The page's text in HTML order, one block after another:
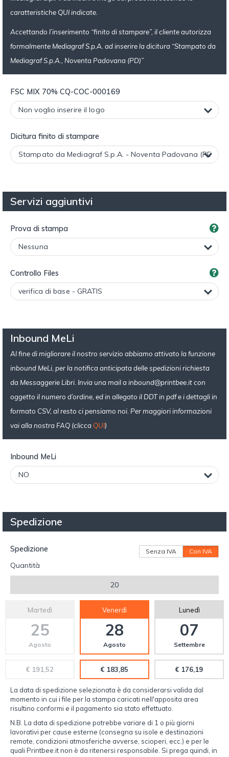
caratteristiche QUI indicate.
Accettando l’inserimento “finito di stampare”, il cliente autorizza
formalmente Mediagraf S.p.A. ad inserire la dicitura “Stampato da
Mediagraf S.p.A., Noventa Padovana (PD)”
FSC MIX 70% CQ-COC-000169
Dicitura finito di stampare
Servizi aggiuntivi
Prova di stampa
Controllo Files
Inbound MeLi
Al fine di migliorare il nostro servizio abbiamo attivato la funzione
inbound MeLi, per la notifica anticipata delle spedizioni richiesta
da Messaggerie Libri. Invia una maila inbound@printbee.it con
oggetto il numero d’ordine, ed in allegato il DDT in pdf e i dettagli in
formato CSV, al resto ci pensiamo noi. Per maggiori informazioni
vai alla nostra FAQ (clicca QUI)
Inbound MeLi
Spedizione
Spedizione Senza IVA Con IVA
Quantità
20
Martedì
25
Agosto
€ 191,52
Venerdì
28
Agosto
€ 183,85
Lunedì
07
Settembre
€ 176,19
La data di spedizione selezionata è da considerarsi valida dal
momento in cui i file per la stampa caricati nell'apposita area
risultino conformi e il pagamento sia stato effettuato.
N.B. La data di spedizione potrebbe variare di 1 o più giorni
lavorativi per cause esterne (consegna su isole e destinazioni
remote, condizioni atmosferiche avverse, scioperi, ecc.) e per le
quali Printbee.it non è da ritenersi responsabile. Si prega quindi, in